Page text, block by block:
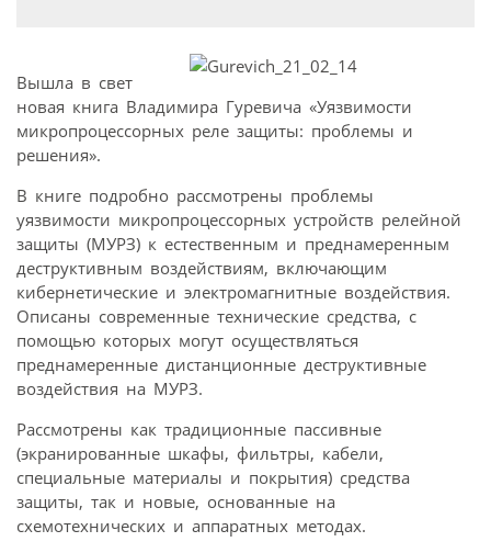
Вышла в свет
новая книга Владимира Гуревича «Уязвимости
микропроцессорных реле защиты: проблемы и
решения».
В книге подробно рассмотрены проблемы
уязвимости микропроцессорных устройств релейной
защиты (МУРЗ) к естественным и преднамеренным
деструктивным воздействиям, включающим
кибернетические и электромагнитные воздействия.
Описаны современные технические средства, с
помощью которых могут осуществляться
преднамеренные дистанционные деструктивные
воздействия на МУРЗ.
Рассмотрены как традиционные пассивные
(экранированные шкафы, фильтры, кабели,
специальные материалы и покрытия) средства
защиты, так и новые, основанные на
схемотехнических и аппаратных методах.